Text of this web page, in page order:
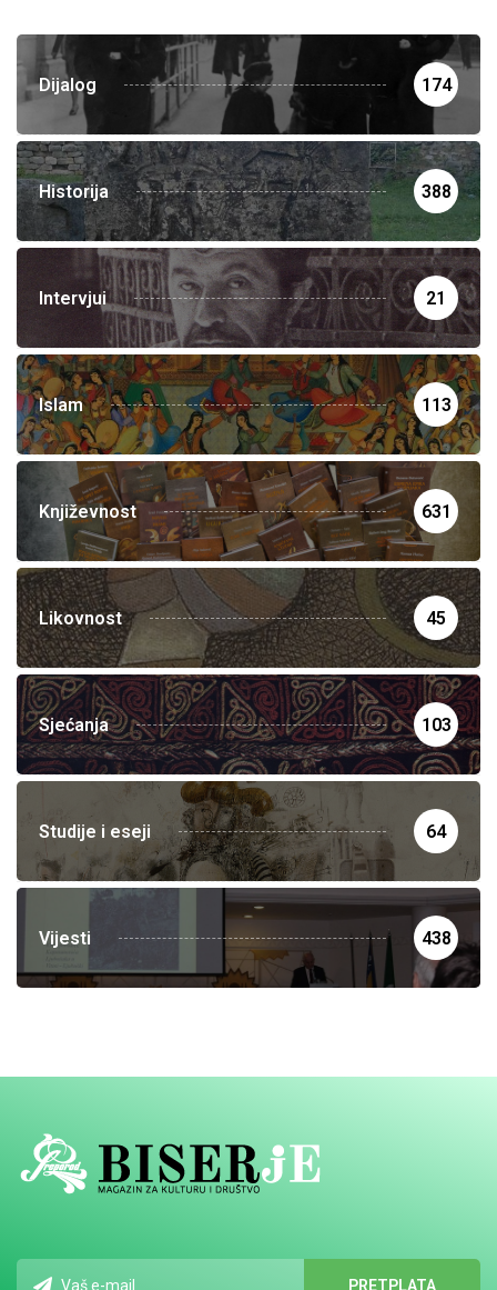
Dijalog 174
Historija 388
Intervjui 21
Islam 113
Književnost 631
Likovnost 45
Sjećanja 103
Studije i eseji 64
Vijesti 438